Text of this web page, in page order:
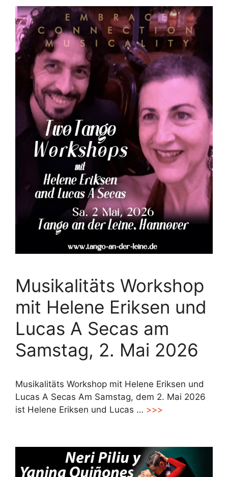
Musikalitäts Workshop
mit Helene Eriksen und
Lucas A Secas am
Samstag, 2. Mai 2026
Musikalitäts Workshop mit Helene Eriksen und
Lucas A Secas Am Samstag, dem 2. Mai 2026
ist Helene Eriksen und Lucas … >>>